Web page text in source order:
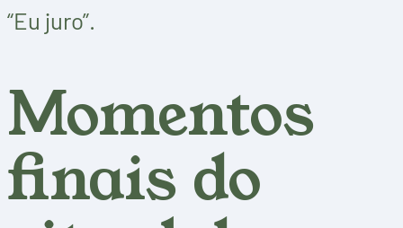
“Eu juro”.
Momentos
finais do